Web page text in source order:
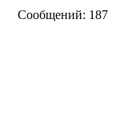
Сообщений: 187